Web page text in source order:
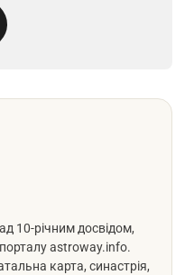
10-річним досвідом,
astroway.info.
карта, синастрія,